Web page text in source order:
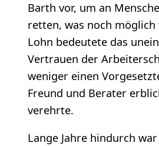
Barth vor, um an
retten, was noch möglich
Lohn bedeutete das
Vertrauen der
weniger einen
Freund und Berater
verehrte.
Lange Jahre hindurch